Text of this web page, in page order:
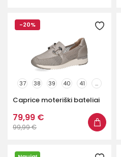
-20%
37 38 39 40 41 ...
Caprice moteriški bateliai
79,99 €
99,99 €